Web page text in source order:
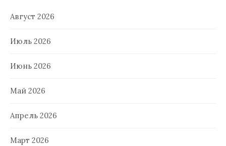
Август 2026
Июль 2026
Июнь 2026
Май 2026
Апрель 2026
Март 2026